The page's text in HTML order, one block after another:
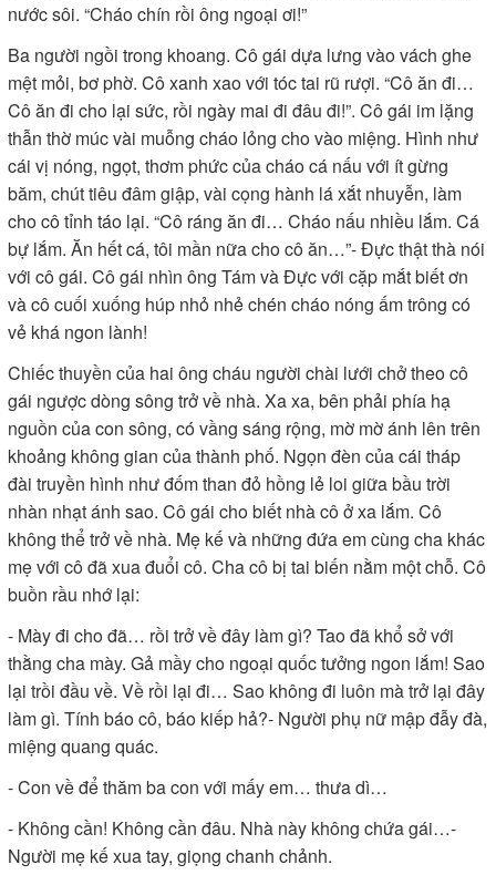
nước sôi. “Cháo chín rồi ông ngoại ơi!”
Ba người ngồi trong khoang. Cô gái dựa lưng vào vách ghe
mệt mỏi, bơ phờ. Cô xanh xao với tóc tai rũ rượi. “Cô ăn đi…
Cô ăn đi cho lại sức, rồi ngày mai đi đâu đi!”. Cô gái im lặng
thẫn thờ múc vài muỗng cháo lỏng cho vào miệng. Hình như
cái vị nóng, ngọt, thơm phức của cháo cá nấu với ít gừng
băm, chút tiêu đâm giập, vài cọng hành lá xắt nhuyễn, làm
cho cô tỉnh táo lại. “Cô ráng ăn đi… Cháo nấu nhiều lắm. Cá
bự lắm. Ăn hết cá, tôi mần nữa cho cô ăn…”- Đực thật thà nói
với cô gái. Cô gái nhìn ông Tám và Đực với cặp mắt biết ơn
và cô cuối xuống húp nhỏ nhẻ chén cháo nóng ấm trông có
vẻ khá ngon lành!
Chiếc thuyền của hai ông cháu người chài lưới chở theo cô
gái ngược dòng sông trở về nhà. Xa xa, bên phải phía hạ
nguồn của con sông, có vầng sáng rộng, mờ mờ ánh lên trên
khoảng không gian của thành phố. Ngọn đèn của cái tháp
đài truyền hình như đốm than đỏ hồng lẻ loi giữa bầu trời
nhàn nhạt ánh sao. Cô gái cho biết nhà cô ở xa lắm. Cô
không thể trở về nhà. Mẹ kế và những đứa em cùng cha khác
mẹ với cô đã xua đuổi cô. Cha cô bị tai biến nằm một chỗ. Cô
buồn rầu nhớ lại:
- Mày đi cho đã… rồi trở về đây làm gì? Tao đã khổ sở với
thằng cha mày. Gả mầy cho ngoại quốc tưởng ngon lắm! Sao
lại trồi đầu về. Về rồi lại đi… Sao không đi luôn mà trở lại đây
làm gì. Tính báo cô, báo kiếp hả?- Người phụ nữ mập đẫy đà,
miệng quang quác.
- Con về để thăm ba con với mấy em… thưa dì…
- Không cần! Không cần đâu. Nhà này không chứa gái…-
Người mẹ kế xua tay, giọng chanh chảnh.